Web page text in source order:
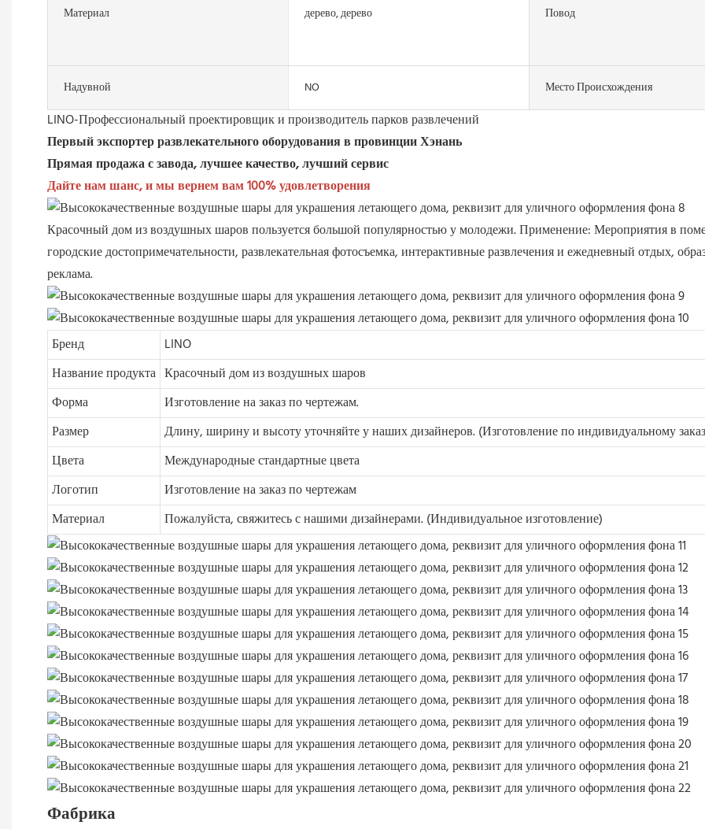
Материал дерево, дерево Повод
Надувной NO Место Происхождения
LINO-Профессиональный проектировщик и производитель парков развлечений
Первый экспортер развлекательного оборудования в провинции Хэнань
Прямая продажа с завода, лучшее качество, лучший сервис
Дайте нам шанс, и мы вернем вам 100% удовлетворения
Красочный дом из воздушных шаров пользуется большой популярностью у молодежи. Применение: Мероприятия в
городские достопримечательности, развлекательная фотосъемка, интерактивные развлечения и ежедневный отдых,
реклама.
Бренд
LINO
Название продукта Красочный дом из воздушных шаров
Форма
Изготовление на заказ по чертежам.
Размер
Длину, ширину и высоту уточняйте у наших дизайнеров. (Изготовление по индивидуальному
Цвета
Международные стандартные цвета
Логотип
Изготовление на заказ по чертежам
Материал
Пожалуйста, свяжитесь с нашими дизайнерами. (Индивидуальное изготовление)
Фабрика